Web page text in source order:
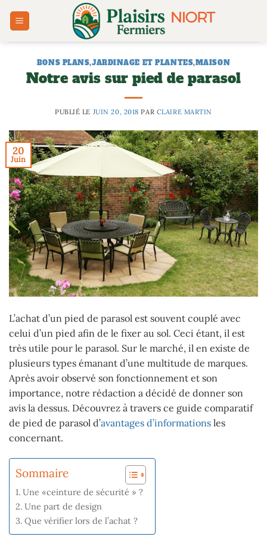
BONS PLANS,JARDINAGE ET PLANTES,MAISON
Notre avis sur pied de parasol
PUBLIÉ LE JUIN 20, 2018 PAR CLAIRE MARTIN
20
Juin
L’achat d’un pied de parasol est souvent couplé avec
celui d’un pied afin de le fixer au sol. Ceci étant, il est
très utile pour le parasol. Sur le marché, il en existe de
plusieurs types émanant d’une multitude de marques.
Après avoir observé son fonctionnement et son
importance, notre rédaction a décidé de donner son
avis la dessus. Découvrez à travers ce guide comparatif
de pied de parasol d’avantages d’informations les
concernant.
Sommaire
Une «ceinture de sécurité » ?
Une part de design
Que vérifier lors de l’achat ?